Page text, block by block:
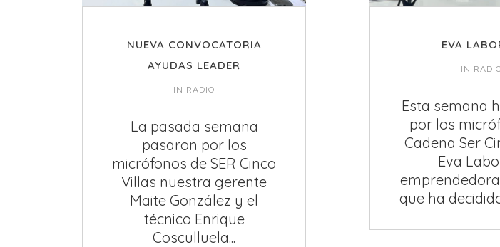
NUEVA CONVOCATORIA
AYUDAS LEADER
IN RADIO
La pasada semana
pasaron por los
micrófonos de SER Cinco
Villas nuestra gerente
Maite González y el
técnico Enrique
Cosculluela...
EVA
IN
Esta semana
por los
Cadena Ser
Eva
que ha